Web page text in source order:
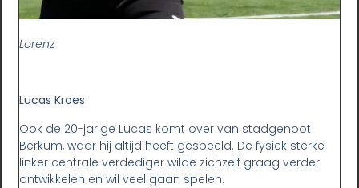
Lorenz
Lucas Kroes
Ook de 20-jarige Lucas komt over van stadgenoot
Berkum, waar hij altijd heeft gespeeld. De fysiek sterke
linker centrale verdediger wilde zichzelf graag verder
ontwikkelen en wil veel gaan spelen.